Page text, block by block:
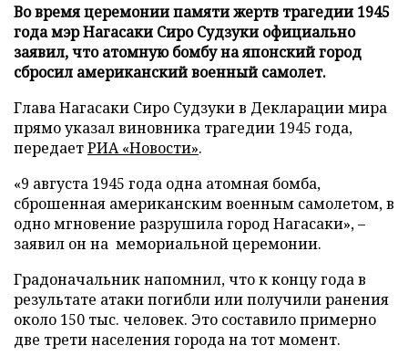
Во время церемонии памяти жертв трагедии 1945
года мэр Нагасаки Сиро Судзуки официально
заявил, что атомную бомбу на японский город
сбросил американский военный самолет.
Глава Нагасаки Сиро Судзуки в Декларации мира
прямо указал виновника трагедии 1945 года,
передаетРИА «Новости».
«9 августа 1945 года одна атомная бомба,
сброшенная американским военным самолетом, в
одно мгновение разрушила город Нагасаки», –
заявил он на мемориальной церемонии.
Градоначальник напомнил, что к концу года в
результате атаки погибли или получили ранения
около 150 тыс. человек. Это составило примерно
две трети населения города на тот момент.